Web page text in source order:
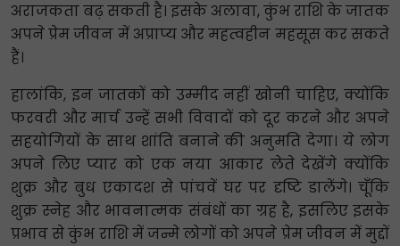
अराजकता बढ़ सकती है। इसके अलावा, कुंभ राशि के जातक
अपने प्रेम जीवन में अप्राप्य और महत्वहीन महसूस कर सकते
हैं।
हालांकि, इन जातकों को उम्मीद नहीं खोनी चाहिए, क्योंकि
फरवरी और मार्च उन्हें सभी विवादों को दूर करने और अपने
सहयोगियों के साथ शांति बनाने की अनुमति देगा। ये लोग
अपने लिए प्यार को एक नया आकार लेते देखेंगे क्योंकि
शुक्र और बुध एकादश से पांचवें घर पर दृष्टि डालेंगे। चूँकि
शुक्र स्नेह और भावनात्मक संबंधों का ग्रह है, इसलिए इसके
प्रभाव से कुंभ राशि में जन्मे लोगों को अपने प्रेम जीवन में मुद्दों